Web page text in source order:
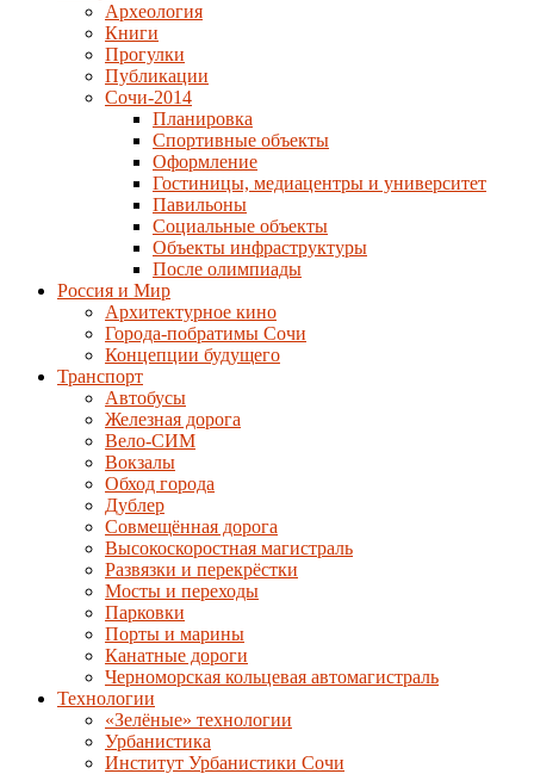
Археология
Книги
Прогулки
Публикации
Сочи-2014
Планировка
Спортивные объекты
Оформление
Гостиницы, медиацентры и университет
Павильоны
Социальные объекты
Объекты инфраструктуры
После олимпиады
Россия и Мир
Архитектурное кино
Города-побратимы Сочи
Концепции будущего
Транспорт
Автобусы
Железная дорога
Вело-СИМ
Вокзалы
Обход города
Дублер
Совмещённая дорога
Высокоскоростная магистраль
Развязки и перекрёстки
Мосты и переходы
Парковки
Порты и марины
Канатные дороги
Черноморская кольцевая автомагистраль
Технологии
«Зелёные» технологии
Урбанистика
Институт Урбанистики Сочи